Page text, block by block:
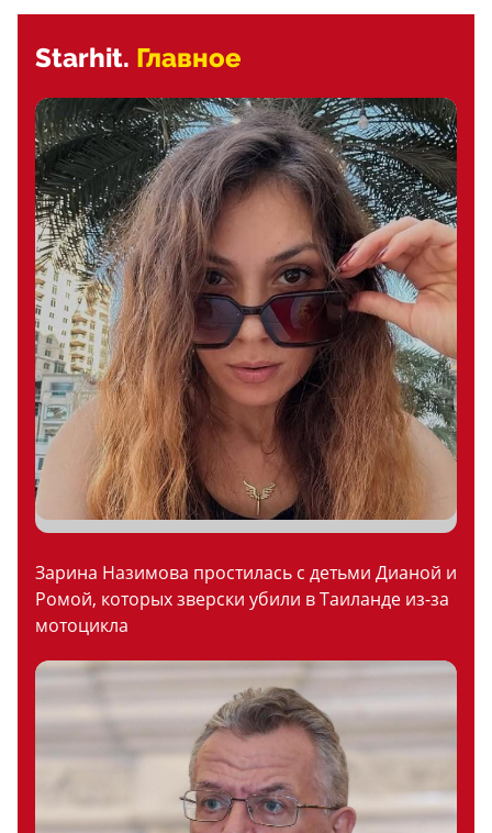
Starhit. Главное
Зарина Назимова простилась с детьми Дианой и
Ромой, которых зверски убили в Таиланде из-за
мотоцикла